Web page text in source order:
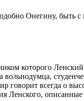
Онегину, быть
которого Ленский
всегда о
описанные